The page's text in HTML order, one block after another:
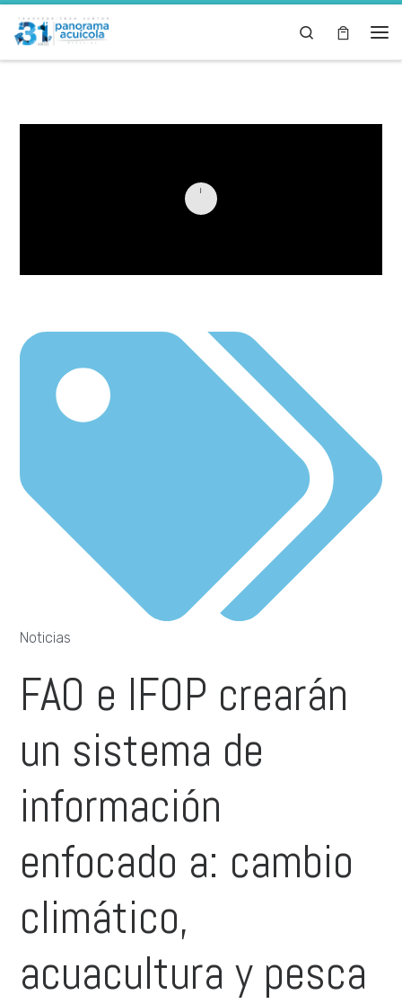
Skip to content Search
Noticias
FAO e IFOP crearán
un sistema de
información
enfocado a: cambio
climático,
acuacultura y pesca